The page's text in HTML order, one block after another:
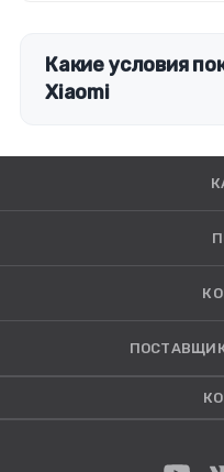
Какие условия
Xiaomi